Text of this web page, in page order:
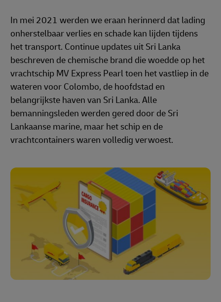
In mei 2021 werden we eraan herinnerd dat lading
onherstelbaar verlies en schade kan lijden tijdens
het transport. Continue updates uit Sri Lanka
beschreven de chemische brand die woedde op het
vrachtschip MV Express Pearl toen het vastliep in de
wateren voor Colombo, de hoofdstad en
belangrijkste haven van Sri Lanka. Alle
bemanningsleden werden gered door de Sri
Lankaanse marine, maar het schip en de
vrachtcontainers waren volledig verwoest.